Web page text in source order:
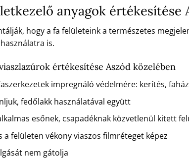
anyagok értékesítése
hogy a fa felületeink a természetes
is.
értékesítése Aszód közelében
impregnáló védelmére: kerítés,
fedőlakk használatával együtt
esőnek, csapadéknak közvetlenül kitett
a felületen vékony viaszos filmréteget képez
nem gátolja